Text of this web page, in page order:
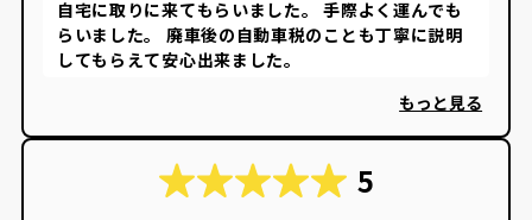
自宅に取りに来てもらいました。 手際よく運んでも
らいました。 廃車後の自動車税のことも丁寧に説明
してもらえて安心出来ました。
もっと見る
5